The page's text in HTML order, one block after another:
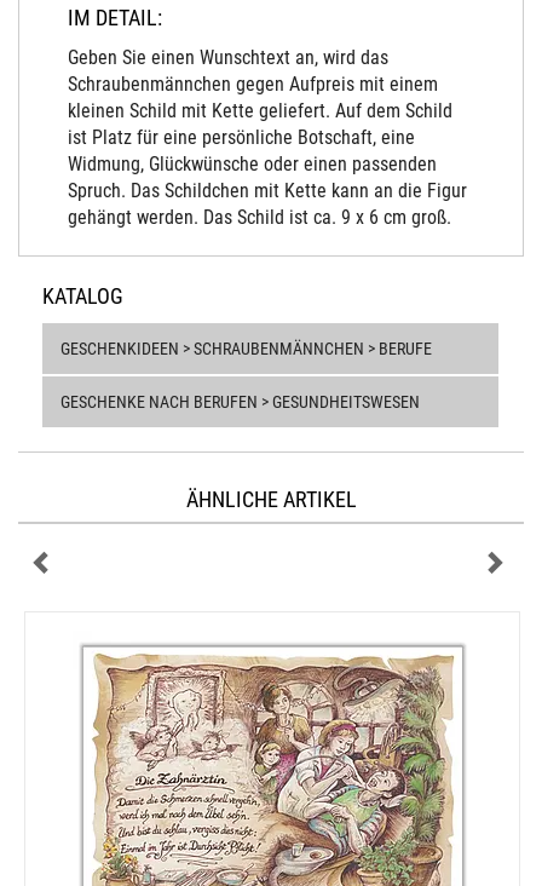
IM DETAIL:
Geben Sie einen Wunschtext an, wird das
Schraubenmännchen gegen Aufpreis mit einem
kleinen Schild mit Kette geliefert. Auf dem Schild
ist Platz für eine persönliche Botschaft, eine
Widmung, Glückwünsche oder einen passenden
Spruch. Das Schildchen mit Kette kann an die Figur
gehängt werden. Das Schild ist ca. 9 x 6 cm groß.
KATALOG
GESCHENKIDEEN > SCHRAUBENMÄNNCHEN > BERUFE
GESCHENKE NACH BERUFEN > GESUNDHEITSWESEN
ÄHNLICHE ARTIKEL